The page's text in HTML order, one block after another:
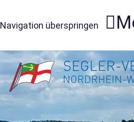
Navigation überspringen